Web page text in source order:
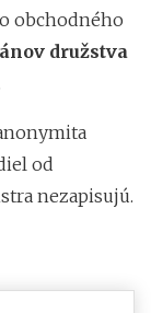
obchodného
družstva
od
nezapisujú.